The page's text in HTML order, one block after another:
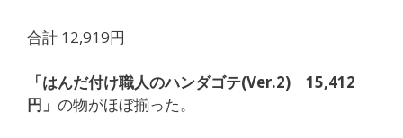
合計 12,919円
「はんだ付け職人のハンダゴテ(Ver.2) 15,412
円」 の物がほぼ揃った。